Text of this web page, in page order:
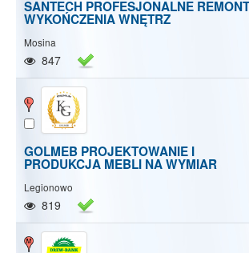
SANTECH PROFESJONALNE
WYKOŃCZENIA WNĘTRZ
Mosina
847
GOLMEB PROJEKTOWANIE I
PRODUKCJA MEBLI NA WYMIAR
Legionowo
819